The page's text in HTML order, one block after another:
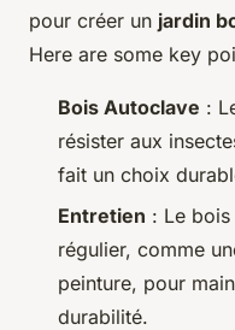
pour créer un jardin
Here are some key
Bois Autoclave :
résister aux
fait un choix
Entretien : Le bois
régulier, comme
peinture, pour
durabilité.